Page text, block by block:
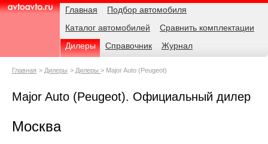
AvtoAvto.ru
Навигация Главная
Подбор автомобиля
Каталог автомобилей
Сравнить комплектации
Дилеры
Справочник Журнал
Родительские
Главная Дилеры Дилеры Major Auto (Peugeot)
Major Auto (Peugeot). Официальный дилер
Москва